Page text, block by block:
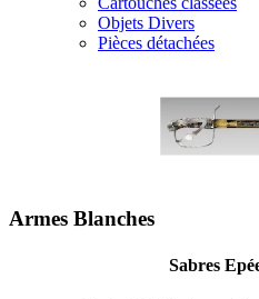
Objets Divers
Pièces détachées
Armes Blanches
Sabres